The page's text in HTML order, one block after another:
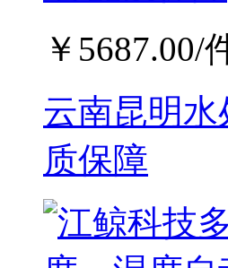
￥ 5687.00/
云南昆明
质保障